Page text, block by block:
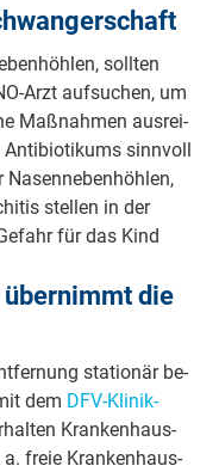
soll­ten
Arzt auf­su­chen, um
Maß­nah­men aus­rei­
An­ti­bio­ti­kums sinn­voll
Na­sen­ne­ben­höh­len,
stel­len in der
für das Kind
über­nimmt die
sta­tio­när be­
dem DFV-Kli­nik­
Kran­ken­haus­
freie Kran­ken­haus­